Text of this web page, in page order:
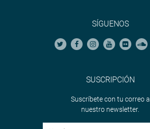
SÍGUENOS
SUSCRIPCIÓN
Suscríbete con tu correo a
nuestro newsletter.